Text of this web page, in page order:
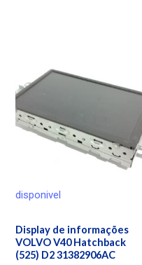
disponivel
Display de informações
VOLVO V40 Hatchback
(525) D2 31382906AC